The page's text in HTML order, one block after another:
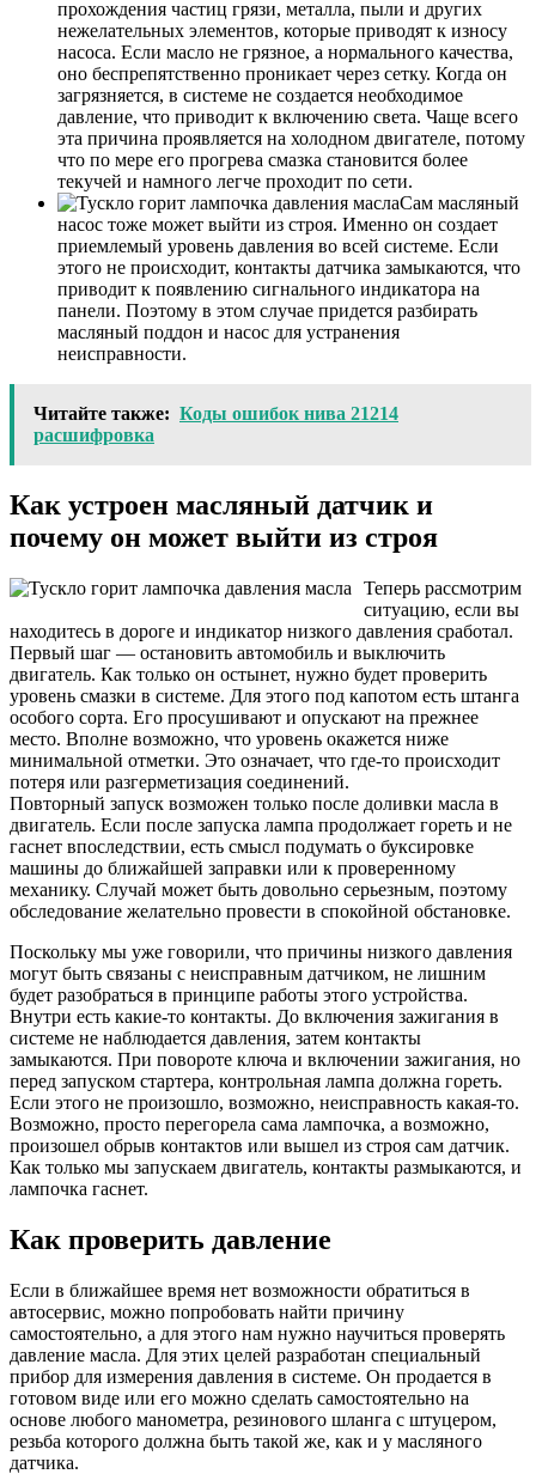
прохождения частиц грязи, металла, пыли и других
нежелательных элементов, которые приводят к износу
насоса. Если масло не грязное, а нормального качества,
оно беспрепятственно проникает через сетку. Когда он
загрязняется, в системе не создается необходимое
давление, что приводит к включению света. Чаще всего
эта причина проявляется на холодном двигателе, потому
что по мере его прогрева смазка становится более
текучей и намного легче проходит по сети.
Сам масляный
насос тоже может выйти из строя. Именно он создает
приемлемый уровень давления во всей системе. Если
этого не происходит, контакты датчика замыкаются, что
приводит к появлению сигнального индикатора на
панели. Поэтому в этом случае придется разбирать
масляный поддон и насос для устранения
неисправности.
Читайте также: Коды ошибок нива 21214
расшифровка
Как устроен масляный датчик и
почему он может выйти из строя
Теперь рассмотрим
ситуацию, если вы
находитесь в дороге и индикатор низкого давления сработал.
Первый шаг — остановить автомобиль и выключить
двигатель. Как только он остынет, нужно будет проверить
уровень смазки в системе. Для этого под капотом есть штанга
особого сорта. Его просушивают и опускают на прежнее
место. Вполне возможно, что уровень окажется ниже
минимальной отметки. Это означает, что где-то происходит
потеря или разгерметизация соединений.
Повторный запуск возможен только после доливки масла в
двигатель. Если после запуска лампа продолжает гореть и не
гаснет впоследствии, есть смысл подумать о буксировке
машины до ближайшей заправки или к проверенному
механику. Случай может быть довольно серьезным, поэтому
обследование желательно провести в спокойной обстановке.
Поскольку мы уже говорили, что причины низкого давления
могут быть связаны с неисправным датчиком, не лишним
будет разобраться в принципе работы этого устройства.
Внутри есть какие-то контакты. До включения зажигания в
системе не наблюдается давления, затем контакты
замыкаются. При повороте ключа и включении зажигания, но
перед запуском стартера, контрольная лампа должна гореть.
Если этого не произошло, возможно, неисправность какая-то.
Возможно, просто перегорела сама лампочка, а возможно,
произошел обрыв контактов или вышел из строя сам датчик.
Как только мы запускаем двигатель, контакты размыкаются, и
лампочка гаснет.
Как проверить давление
Если в ближайшее время нет возможности обратиться в
автосервис, можно попробовать найти причину
самостоятельно, а для этого нам нужно научиться проверять
давление масла. Для этих целей разработан специальный
прибор для измерения давления в системе. Он продается в
готовом виде или его можно сделать самостоятельно на
основе любого манометра, резинового шланга с штуцером,
резьба которого должна быть такой же, как и у масляного
датчика.